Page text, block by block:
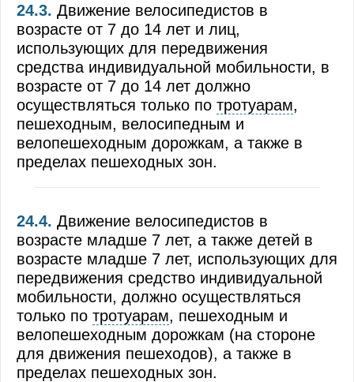
24.3. Движение велосипедистов в
возрасте от 7 до 14 лет и лиц,
использующих для передвижения
средства индивидуальной мобильности, в
возрасте от 7 до 14 лет должно
осуществляться только по тротуарам,
пешеходным, велосипедным и
велопешеходным дорожкам, а также в
пределах пешеходных зон.
24.4. Движение велосипедистов в
возрасте младше 7 лет, а также детей в
возрасте младше 7 лет, использующих для
передвижения средство индивидуальной
мобильности, должно осуществляться
только по тротуарам, пешеходным и
велопешеходным дорожкам (на стороне
для движения пешеходов), а также в
пределах пешеходных зон.